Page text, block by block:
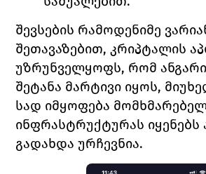
შევსების რამოდენიმე
შეთავაზებით, კრიპტალის
უზრუნველყოფს, რომ
შეტანა მარტივი იყოს,
სად იმყოფება
ინფრასტრუქტურას იყენებს
გადახდა ურჩევნია.